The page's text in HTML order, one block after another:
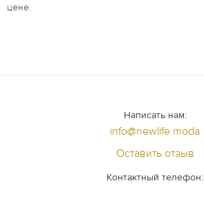
цене.
Написать нам:
info@newlife.moda
Оставить отзыв
Контактный телефон: